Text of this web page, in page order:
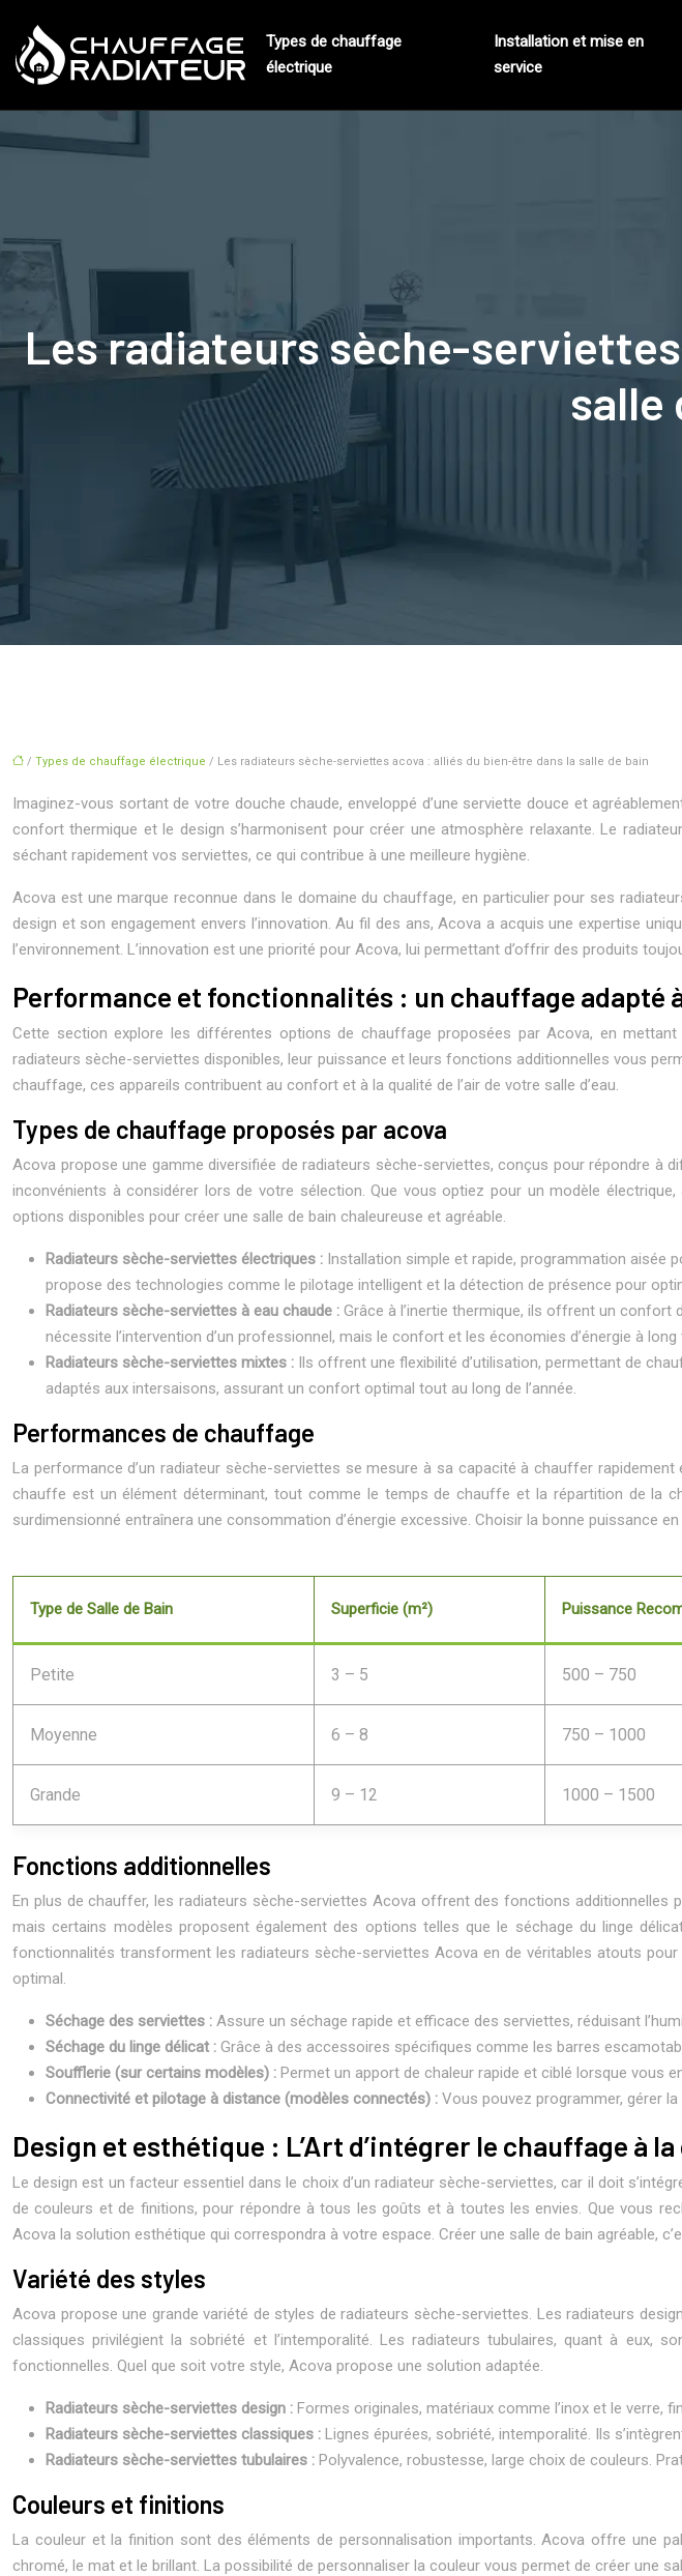
Types de chauffage
électrique
Installation et mise en
service
Les radiateurs sèche-
salle
/ Types de chauffage électrique / Les radiateurs sèche-serviettes acova : alliés du bien-être dans la salle de bain
Imaginez-vous sortant de votre douche chaude, enveloppé d’une serviette douce et
confort thermique et le design s’harmonisent pour créer une atmosphère relaxante. Le
séchant rapidement vos serviettes, ce qui contribue à une meilleure hygiène.
Acova est une marque reconnue dans le domaine du chauffage, en particulier pour ses
design et son engagement envers l’innovation. Au fil des ans, Acova a acquis une expertise
l’environnement. L’innovation est une priorité pour Acova, lui permettant d’offrir des produits
Performance et fonctionnalités : un chauffage adapté
Cette section explore les différentes options de chauffage proposées par Acova, en
radiateurs sèche-serviettes disponibles, leur puissance et leurs fonctions additionnelles vous
chauffage, ces appareils contribuent au confort et à la qualité de l’air de votre salle d’eau.
Types de chauffage proposés par acova
Acova propose une gamme diversifiée de radiateurs sèche-serviettes, conçus pour répondre à
inconvénients à considérer lors de votre sélection. Que vous optiez pour un modèle
options disponibles pour créer une salle de bain chaleureuse et agréable.
Radiateurs sèche-serviettes électriques : Installation simple et rapide, programmation aisée
propose des technologies comme le pilotage intelligent et la détection de présence pour
Radiateurs sèche-serviettes à eau chaude : Grâce à l’inertie thermique, ils offrent un confort
nécessite l’intervention d’un professionnel, mais le confort et les économies d’énergie à
Radiateurs sèche-serviettes mixtes : Ils offrent une flexibilité d’utilisation, permettant de
adaptés aux intersaisons, assurant un confort optimal tout au long de l’année.
Performances de chauffage
La performance d’un radiateur sèche-serviettes se mesure à sa capacité à chauffer
chauffe est un élément déterminant, tout comme le temps de chauffe et la répartition de la
surdimensionné entraînera une consommation d’énergie excessive. Choisir la bonne puissance
Type de Salle de Bain Superficie (m²) Puissance
Petite 3 – 5 500 – 750
Moyenne 6 – 8 750 – 1000
Grande 9 – 12 1000 – 1500
Fonctions additionnelles
En plus de chauffer, les radiateurs sèche-serviettes Acova offrent des fonctions
mais certains modèles proposent également des options telles que le séchage du linge
fonctionnalités transforment les radiateurs sèche-serviettes Acova en de véritables atouts
optimal.
Séchage des serviettes : Assure un séchage rapide et efficace des serviettes, réduisant
Séchage du linge délicat : Grâce à des accessoires spécifiques comme les barres
Soufflerie (sur certains modèles) : Permet un apport de chaleur rapide et ciblé lorsque vous
Connectivité et pilotage à distance (modèles connectés) : Vous pouvez programmer, gérer
Design et esthétique : L’Art d’intégrer le chauffage à
Le design est un facteur essentiel dans le choix d’un radiateur sèche-serviettes, car il doit
de couleurs et de finitions, pour répondre à tous les goûts et à toutes les envies. Que vous
Acova la solution esthétique qui correspondra à votre espace. Créer une salle de bain agréable,
Variété des styles
Acova propose une grande variété de styles de radiateurs sèche-serviettes. Les radiateurs
classiques privilégient la sobriété et l’intemporalité. Les radiateurs tubulaires, quant à
fonctionnelles. Quel que soit votre style, Acova propose une solution adaptée.
Radiateurs sèche-serviettes design : Formes originales, matériaux comme l’inox et le verre,
Radiateurs sèche-serviettes classiques : Lignes épurées, sobriété, intemporalité. Ils
Radiateurs sèche-serviettes tubulaires : Polyvalence, robustesse, large choix de couleurs.
Couleurs et finitions
La couleur et la finition sont des éléments de personnalisation importants. Acova offre une
chromé, le mat et le brillant. La possibilité de personnaliser la couleur vous permet de créer une